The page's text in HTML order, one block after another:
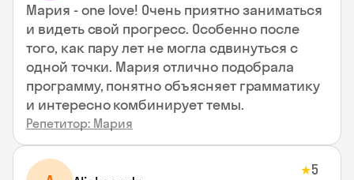
Мария - one love! Очень приятно заниматься
и видеть свой прогресс. Особенно после
того, как пару лет не могла сдвинуться с
одной точки. Мария отлично подобрала
программу, понятно объясняет грамматику
и интересно комбинирует темы.
Репетитор: Мария
★5